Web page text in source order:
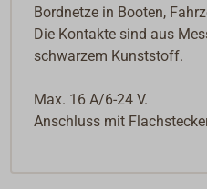
Bordnetze in Booten,
Die Kontakte sind aus
schwarzem Kunststoff.
Max. 16 A/6-24 V.
Anschluss mit